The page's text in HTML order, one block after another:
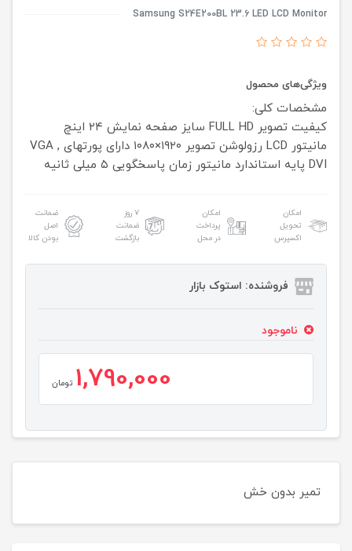
Samsung S24E200BL 23.6 LED LCD Monitor
ویژگی‌های محصول
مشخصات کلی:
کیفیت تصویر FULL HD
سایز صفحه نمایش ۲۴ اینچ
مانیتور LCD
رزولوشن تصویر ۱۹۲۰×۱۰۸۰
دارای پورتهای VGA ,
DVI پایه استاندارد مانیتور زمان پاسخگویی ۵ میلی ثانیه
امکان
تحویل
اکسپرس
امکان
پرداخت
در محل
۷ روز
ضمانت
بازگشت
ضمانت
اصل
بودن کالا
فروشنده: استوک بازار
ناموجود
1,790,000 تومان
تمیر بدون خش